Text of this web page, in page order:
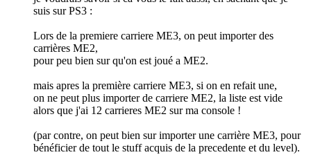
suis sur PS3 :
Lors de la premiere carriere ME3, on peut importer des
carrières ME2,
pour peu bien sur qu'on est joué a ME2.
mais apres la première carriere ME3, si on en refait une,
on ne peut plus importer de carriere ME2, la liste est vide
alors que j'ai 12 carrieres ME2 sur ma console !
(par contre, on peut bien sur importer une carrière ME3, pour
bénéficier de tout le stuff acquis de la precedente et du level).